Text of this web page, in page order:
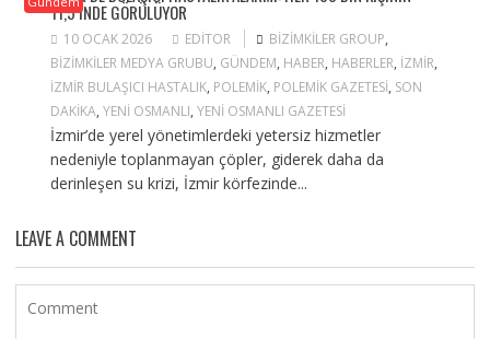
11,5’INDE GÖRÜLÜYOR
10 OCAK 2026 EDITOR BIZIMKILER GROUP,
BIZIMKILER MEDYA GRUBU, GÜNDEM, HABER, HABERLER, IZMIR,
IZMIR BULAŞICI HASTALIK, POLEMIK, POLEMIK GAZETESI, SON
DAKIKA, YENI OSMANLI, YENI OSMANLI GAZETESI
İzmir’de yerel yönetimlerdeki yetersiz hizmetler
nedeniyle toplanmayan çöpler, giderek daha da
derinleşen su krizi, İzmir körfezinde...
LEAVE A COMMENT